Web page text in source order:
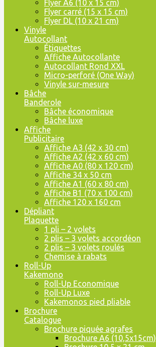
Flyer A6 (10 x 15 cm)
Flyer carré (15 x 15 cm)
Flyer DL (10 x 21 cm)
Vinyle
Autocollant
Étiquettes
Affiche Autocollante
Autocollant Rond XXL
Micro-perforé (One Way)
Vinyle sur-mesure
Bâche
Banderole
Bâche économique
Bâche luxe
Affiche
Publicitaire
Affiche A3 (42 x 30 cm)
Affiche A2 (42 x 60 cm)
Affiche A0 (80 x 120 cm)
Affiche 34 x 50 cm
Affiche A1 (60 x 80 cm)
Affiche B1 (70 x 100 cm)
Affiche 120 x 160 cm
Dépliant
Plaquette
1 pli – 2 volets
2 plis – 3 volets accordéon
2 plis – 3 volets roulés
Chemise à rabats
Roll-Up
Kakemono
Roll-Up Economique
Roll-Up Luxe
Kakemonos pied pliable
Brochure
Catalogue
Brochure piquée agrafes
Brochure A6 (10,5x15cm)